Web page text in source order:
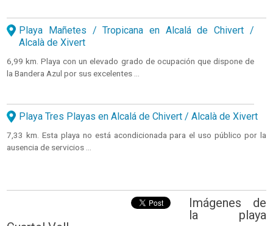
Playa Mañetes / Tropicana en Alcalá de Chivert /
Alcalà de Xivert
6,99 km. Playa con un elevado grado de ocupación que dispone de
la Bandera Azul por sus excelentes ...
Playa Tres Playas en Alcalá de Chivert / Alcalà de Xivert
7,33 km. Esta playa no está acondicionada para el uso público por la
ausencia de servicios ...
Imágenes de
la playa